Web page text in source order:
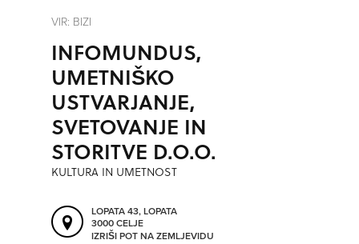
IZRIŠI POT
POŠLJI SMS
ORODJA
SHRANI V MOJ ITIS
VIR: BIZI
INFOMUNDUS,
UMETNIŠKO
USTVARJANJE,
SVETOVANJE IN
STORITVE D.O.O.
KULTURA IN UMETNOST
LOPATA 43, LOPATA
3000 CELJE
IZRIŠI POT NA ZEMLJEVIDU